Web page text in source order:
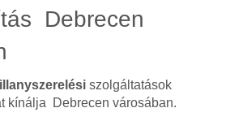
Debrecen
szolgáltatások
kínálja Debrecen városában.